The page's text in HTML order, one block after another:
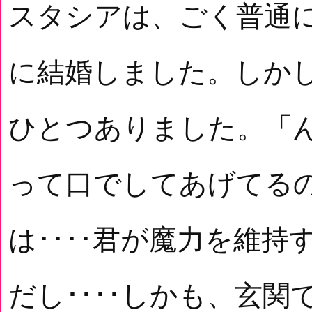
スタシアは、ごく普通
に結婚しました。しか
ひとつありました。「
って口でしてあげてる
は････君が魔力を維持
だし････しかも、玄関